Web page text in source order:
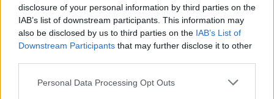
disclosure of your personal information by third parties on the
IAB’s list of downstream participants. This information may
also be disclosed by us to third parties on the IAB’s List of
Downstream Participants that may further disclose it to other
Personal Data Processing Opt Outs